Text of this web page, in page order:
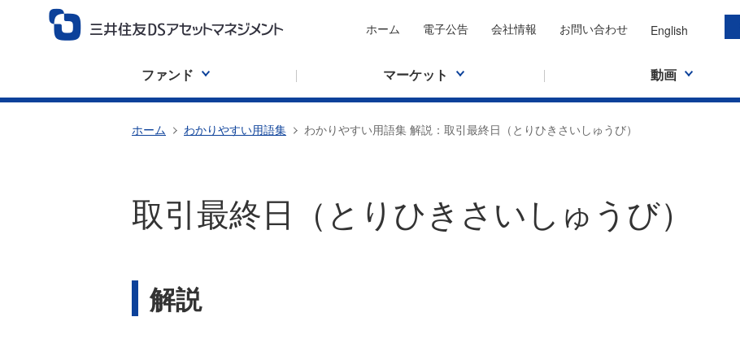
ホーム 電子公告 会社情報 お問い合わせ English
ファンド マーケット 動画
ホーム わかりやすい用語集 わかりやすい用語集 解説：取引最終日（とりひきさいしゅうび）
取引最終日（とりひきさいしゅうび）
解説